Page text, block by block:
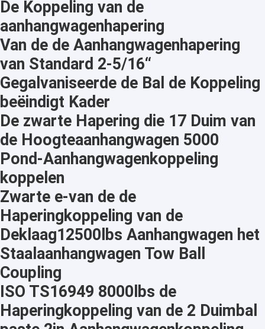
De Koppeling van de
aanhangwagenhapering
Van de de Aanhangwagenhapering
van Standard 2-5/16“
Gegalvaniseerde de Bal de Koppeling
beëindigt Kader
De zwarte Hapering die 17 Duim van
de Hoogteaanhangwagen 5000
Pond-Aanhangwagenkoppeling
koppelen
Zwarte e-van de de
Haperingkoppeling van de
Deklaag12500lbs Aanhangwagen het
Staalaanhangwagen Tow Ball
Coupling
ISO TS16949 8000lbs de
Haperingkoppeling van de 2 Duimbal